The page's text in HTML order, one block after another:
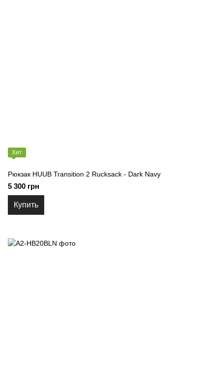
Хит
Рюкзак HUUB Transition 2 Rucksack - Dark Navy
5 300 грн
Купить